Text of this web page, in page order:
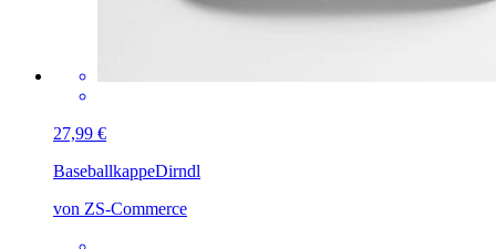
27,99 €
BaseballkappeDirndl
von ZS-Commerce